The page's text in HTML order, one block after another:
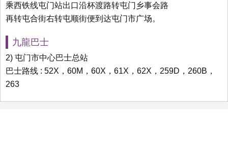
乘西铁线屯门站出口沿杯渡路转屯门乡事会路
再转屯合街右转屯顺街便到达屯门市广场。
九龍巴士
2) 屯门市中心巴士总站
巴士路线 : 52X，60M，60X，61X，62X，259D，260B，
263